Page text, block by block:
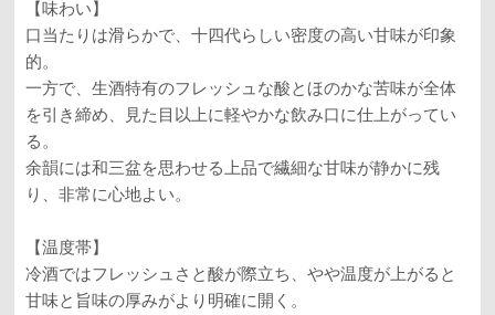
【味わい】
口当たりは滑らかで、十四代らしい密度の高い甘味が印象
的。
一方で、生酒特有のフレッシュな酸とほのかな苦味が全体
を引き締め、見た目以上に軽やかな飲み口に仕上がってい
る。
余韻には和三盆を思わせる上品で繊細な甘味が静かに残
り、非常に心地よい。
【温度帯】
冷酒ではフレッシュさと酸が際立ち、やや温度が上がると
甘味と旨味の厚みがより明確に開く。